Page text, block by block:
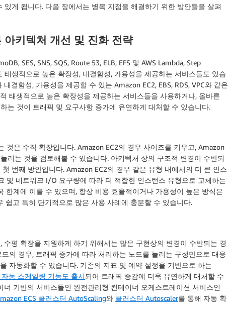
게 됩니다. 다음 장에서는 병목 지점을 해결하기 위한 방안들을 살펴
키텍처 개선 및 진화 전략
SES, SNS, SQS, Route 53, ELB, EFS 및 AWS Lambda, Step
생적으로 높은 확장성, 내결함성, 가용성을 제공하는 서비스들도 있습
결함성, 가용성을 제공할 수 있는 Amazon EC2, EBS, RDS, VPC와 같은
태생적으로 높은 확장성을 제공하는 서비스들을 사용하거나, 올바른
는 것이 트래픽 및 요구사항 증가에 유연하게 대처할 수 있습니다.
것은 수직 확장입니다. Amazon EC2의 경우 사이즈를 키우고, Amazon
리는 것을 검토해볼 수 있습니다. 아키텍처 상의 구조적 변경이 수반되
번째 방안입니다. Amazon EC2의 경우 같은 유형 내에서의 더 큰 인스
및 네트워크 I/O 요구량에 따라 더 적합한 인스턴스 유형으로 교체하는
한계에 이를 수 있으며, 항상 비용 효율적이거나 가용성이 높은 방식은
쉽고 특히 단기적으로 많은 사용 사례에 충분할 수 있습니다.
평 확장을 지원하게 하기 위해서는 많은 구현상의 변경이 수반되는 경
의 경우, 트래픽 증가에 따라 처리하는 노드를 늘리는 구성만으로 대응
자동화할 수 있습니다. 기존의 지표 및 예약 설정을 기반으로 하는
동 스케일링 기능도 출시되어 트래픽 증감에 더욱 유연하게 대처할 수
기반의 서비스들인 완전관리형 컨테이너 오케스트레이션 서비스인
ECS 클러스터 AutoScaling와 클러스터 Autoscaler를 통해 자동 확